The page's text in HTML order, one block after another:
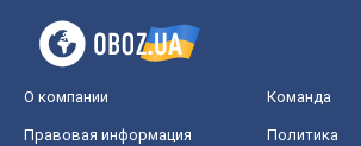
О компании Команда
Правовая информация
Политика